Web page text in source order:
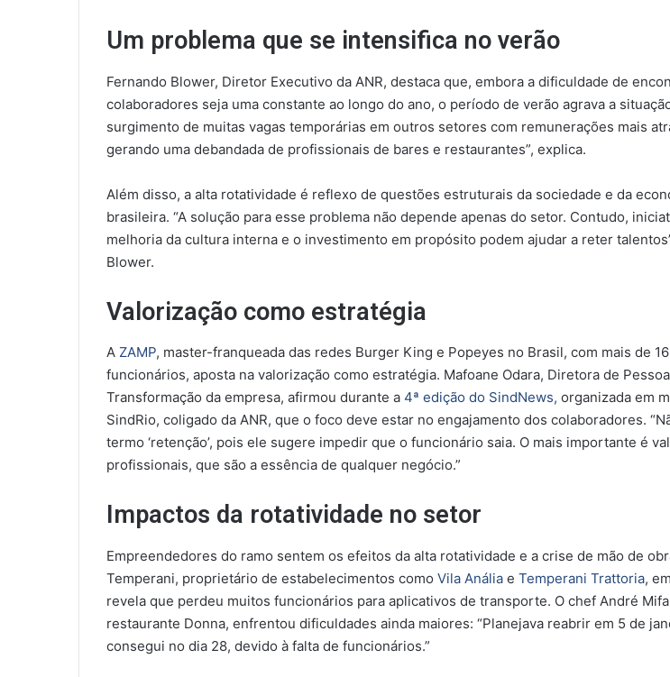
Um problema que se intensifica no verão
Fernando Blower, Diretor Executivo da ANR, destaca que, embora a dificuldade de
colaboradores seja uma constante ao longo do ano, o período de verão agrava a
surgimento de muitas vagas temporárias em outros setores com remunerações mais
gerando uma debandada de profissionais de bares e restaurantes”, explica.
Além disso, a alta rotatividade é reflexo de questões estruturais da sociedade e da
brasileira. “A solução para esse problema não depende apenas do setor. Contudo,
melhoria da cultura interna e o investimento em propósito podem ajudar a reter
Blower.
Valorização como estratégia
A ZAMP, master-franqueada das redes Burger King e Popeyes no Brasil, com mais de
funcionários, aposta na valorização como estratégia. Mafoane Odara, Diretora de
Transformação da empresa, afirmou durante a 4ª edição do SindNews, organizada em
SindRio, coligado da ANR, que o foco deve estar no engajamento dos colaboradores.
termo ‘retenção’, pois ele sugere impedir que o funcionário saia. O mais importante é
profissionais, que são a essência de qualquer negócio.”
Impactos da rotatividade no setor
Empreendedores do ramo sentem os efeitos da alta rotatividade e a crise de mão de
Temperani, proprietário de estabelecimentos como Vila Anália e Temperani Trattoria,
revela que perdeu muitos funcionários para aplicativos de transporte. O chef André
restaurante Donna, enfrentou dificuldades ainda maiores: “Planejava reabrir em 5 de
consegui no dia 28, devido à falta de funcionários.”